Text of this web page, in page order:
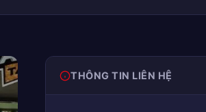
THÔNG TIN LIÊN HỆ